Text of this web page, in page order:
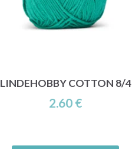
LINDEHOBBY COTTON 8/4
2.60 €